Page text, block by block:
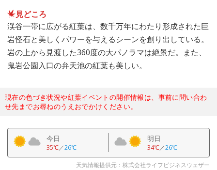
見どころ
渓谷一帯に広がる紅葉は、数千万年にわたり形成された巨
岩怪石と美しくパワーを与えるシーンを創り出している。
岩の上から見渡した360度の大パノラマは絶景だ。また、
鬼岩公園入口の弁天池の紅葉も美しい。
現在の色づき状況や紅葉イベントの開催情報は、事前に問い合わ
せ先までお尋ねのうえおでかけください。
今日
35℃／26℃
明日
34℃／26℃
天気情報提供元：株式会社ライフビジネスウェザー